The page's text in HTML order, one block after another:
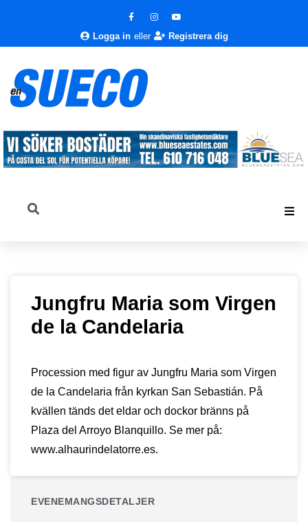
Logga in eller Registrera dig
EVENEMANGSDETALJER
Jungfru Maria som Virgen
de la Candelaria
Procession med figur av Jungfru Maria som Virgen
de la Candelaria från kyrkan San Sebastián. På
kvällen tänds det eldar och dockor bränns på
Plaza del Arroyo Blanquillo. Se mer på:
www.alhaurindelatorre.es.